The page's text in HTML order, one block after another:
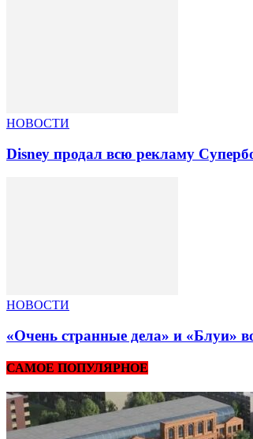
НОВОСТИ
Disney продал всю рекламу
НОВОСТИ
«Очень странные дела» и «Блуи»
САМОЕ ПОПУЛЯРНОЕ